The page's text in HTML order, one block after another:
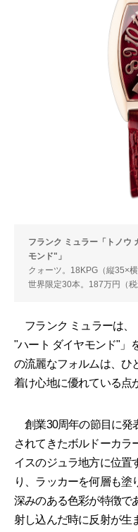
フランク ミュラー「トノウ
モンド"」
クォーツ。18KPG（縦35×
世界限定30本。187万円（税
フランク ミュラーは、
"ハート ダイヤモンド"」
の流麗なフォルムは、ひ
着け心地に優れている点
創業30周年の節目に発
されてきたボルドーカラ
イスのジュラ地方に位置
り、ラッカーを何層も塗
深みのある色彩が特徴で
射し込んだ時に反射が生